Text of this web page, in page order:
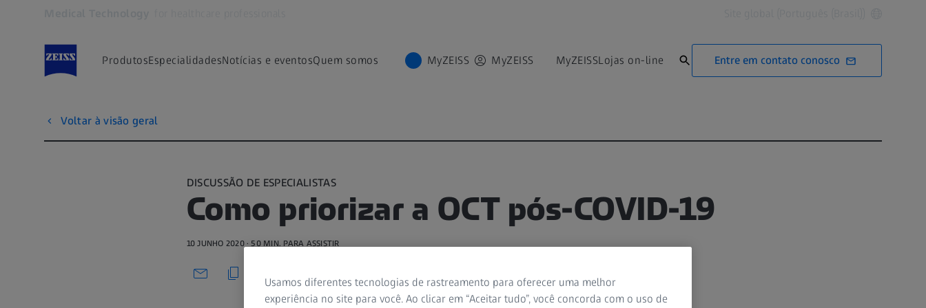
ProdutosEspecialidadesNotícias e eventosQuem somos MyZEISS MyZEISS MyZEISSLojas on-line Entre em contato conosco
Voltar à visão geral
DISCUSSÃO DE ESPECIALISTAS
Como priorizar a OCT pós-COVID-19
10 JUNHO 2020 · 50 MIN. PARA ASSISTIR
Usamos diferentes tecnologias de rastreamento para oferecer uma melhor
experiência no site para você. Ao clicar em “Aceitar tudo”, você concorda com o uso de